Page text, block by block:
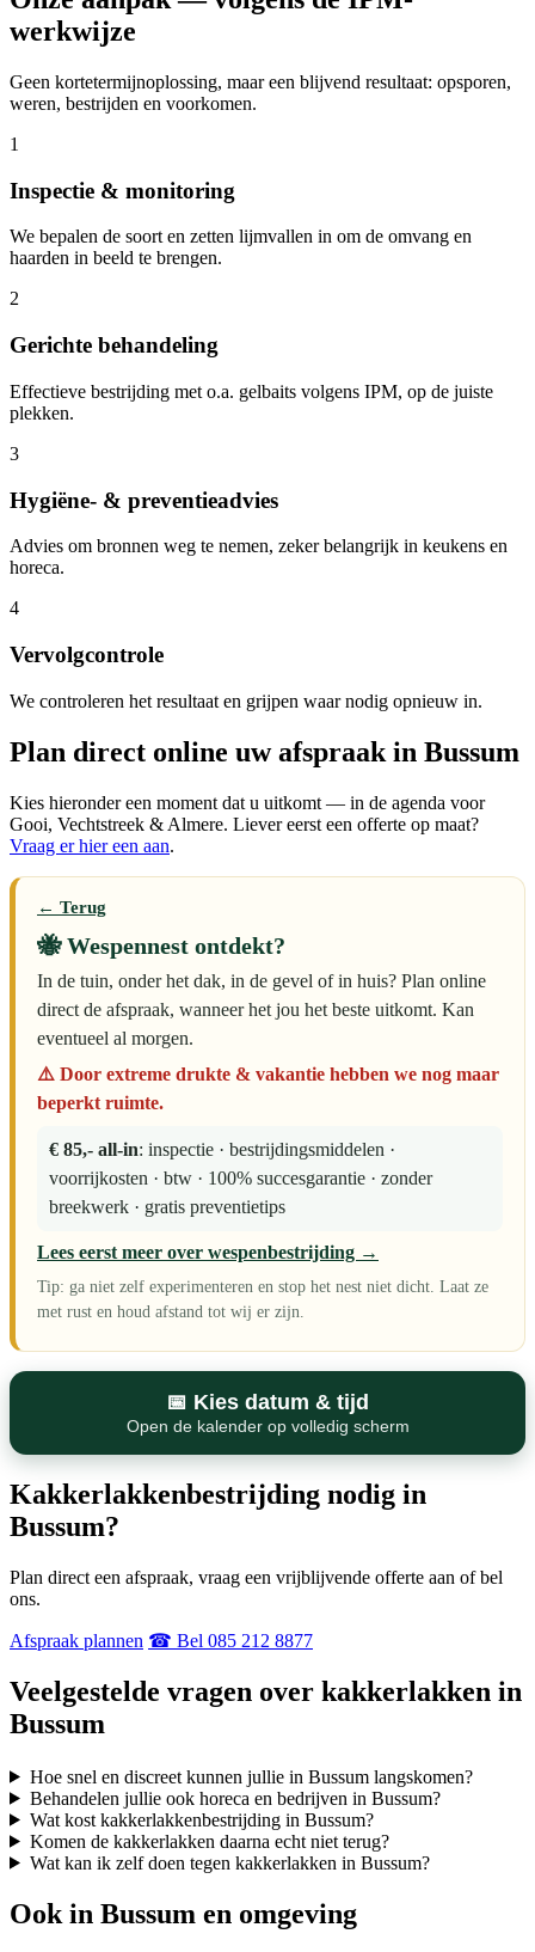
werkwijze
Geen kortetermijnoplossing, maar een blijvend resultaat: opsporen,
weren, bestrijden en voorkomen.
1
Inspectie & monitoring
We bepalen de soort en zetten lijmvallen in om de omvang en
haarden in beeld te brengen.
2
Gerichte behandeling
Effectieve bestrijding met o.a. gelbaits volgens IPM, op de juiste
plekken.
3
Hygiëne- & preventieadvies
Advies om bronnen weg te nemen, zeker belangrijk in keukens en
horeca.
4
Vervolgcontrole
We controleren het resultaat en grijpen waar nodig opnieuw in.
Plan direct online uw afspraak in Bussum
Kies hieronder een moment dat u uitkomt — in de agenda voor
Gooi, Vechtstreek & Almere. Liever eerst een offerte op maat?
Vraag er hier een aan.
← Terug
🐝 Wespennest ontdekt?
In de tuin, onder het dak, in de gevel of in huis? Plan online
direct de afspraak, wanneer het jou het beste uitkomt. Kan
eventueel al morgen.
⚠️ Door extreme drukte & vakantie hebben we nog maar
beperkt ruimte.
€ 85,- all-in: inspectie · bestrijdingsmiddelen ·
voorrijkosten · btw · 100% succesgarantie · zonder
breekwerk · gratis preventietips
Lees eerst meer over wespenbestrijding →
Tip: ga niet zelf experimenteren en stop het nest niet dicht. Laat ze
met rust en houd afstand tot wij er zijn.
📅 Kies datum & tijd
Open de kalender op volledig scherm
Kakkerlakkenbestrijding nodig in
Bussum?
Plan direct een afspraak, vraag een vrijblijvende offerte aan of bel
ons.
Afspraak plannen ☎ Bel 085 212 8877
Veelgestelde vragen over kakkerlakken in
Bussum
Hoe snel en discreet kunnen jullie in Bussum langskomen?
Behandelen jullie ook horeca en bedrijven in Bussum?
Wat kost kakkerlakkenbestrijding in Bussum?
Komen de kakkerlakken daarna echt niet terug?
Wat kan ik zelf doen tegen kakkerlakken in Bussum?
Ook in Bussum en omgeving